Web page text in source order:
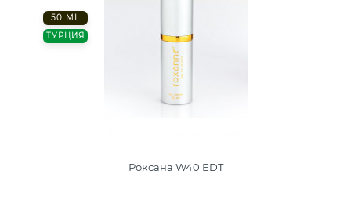
50 ML
ТУРЦИЯ
Роксана W40 EDT